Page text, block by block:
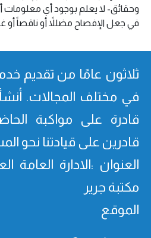
وحقائق- لا يعلم بوجود أي معلومات
في جعل الإفصاح مضللاً أو ناقصاً أو
ثلاثون عامًا من تقدیم
في مختلف المجالات.
قادرة على مواكبة
قادرین على قیادتنا نحو
العنوان :الادارة العامة
مكتبة جرير
الموقع